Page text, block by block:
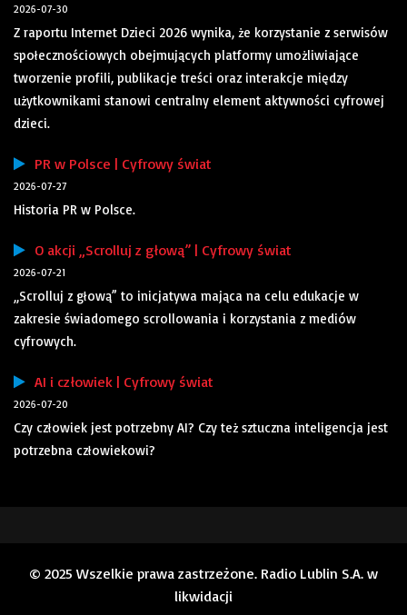
2026-07-30
Z raportu Internet Dzieci 2026 wynika, że korzystanie z serwisów
społecznościowych obejmujących platformy umożliwiające
tworzenie profili, publikacje treści oraz interakcje między
użytkownikami stanowi centralny element aktywności cyfrowej
dzieci.
PR w Polsce | Cyfrowy świat
2026-07-27
Historia PR w Polsce.
O akcji „Scrolluj z głową” | Cyfrowy świat
2026-07-21
„Scrolluj z głową” to inicjatywa mająca na celu edukacje w
zakresie świadomego scrollowania i korzystania z mediów
cyfrowych.
AI i człowiek | Cyfrowy świat
2026-07-20
Czy człowiek jest potrzebny AI? Czy też sztuczna inteligencja jest
potrzebna człowiekowi?
© 2025 Wszelkie prawa zastrzeżone. Radio Lublin S.A. w
likwidacji